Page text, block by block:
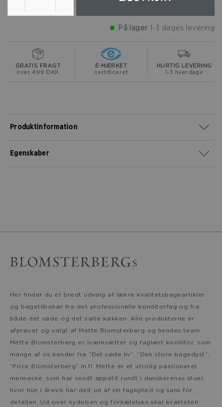
På lager 1-3 dages levering
GRATIS FRAGT
over 499 DKK
E-MÆRKET
certificeret
HURTIG LEVERING
1-3 hverdage
Egenskaber
Produktinformation
Her finder du et bredt udvalg af lækre kvalitetsbageartikler
og bagetilbehør fra det professionelle konditorfag og fra
både det søde og det salte køkken. Alle produkterne er
afprøvet og valgt af Mette Blomsterberg og hendes team.
Mette Blomsterberg er iværksætter og faglært konditor, som
mange af os kender fra ”Det søde liv”, ”Den store bagedyst”,
”Price Blomsterberg” m.fl. Mette er et utrolig passioneret
menneske, som har sendt appetit rundt i danskerenes stuer,
hvor hun i årevis har delt ud af sin faglighed og sans for
detaljen. Ud over nydelsen og forkælelsen skal kvaliteten